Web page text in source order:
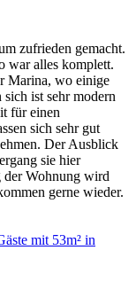
zufrieden gemacht.
war alles komplett.
Marina, wo einige
ist sehr modern
für einen
sich sehr gut
Der Ausblick
sie hier
der Wohnung wird
gerne wieder.
mit 53m² in